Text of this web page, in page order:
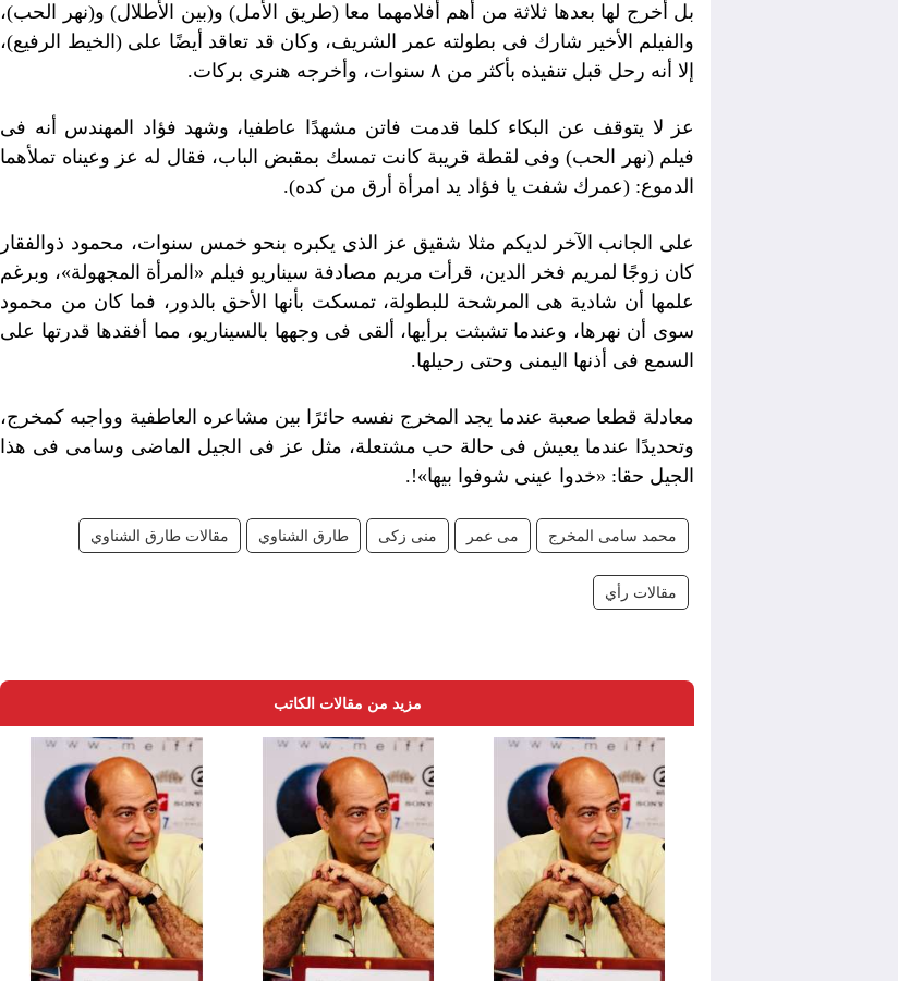
بل أخرج لها بعدها ثلاثة من أهم أفلامهما معا (طريق الأمل) و(بين الأطلال) و(نهر الحب)،
والفيلم الأخير شارك فى بطولته عمر الشريف، وكان قد تعاقد أيضًا على (الخيط الرفيع)،
إلا أنه رحل قبل تنفيذه بأكثر من ٨ سنوات، وأخرجه هنرى بركات.
عز لا يتوقف عن البكاء كلما قدمت فاتن مشهدًا عاطفيا، وشهد فؤاد المهندس أنه فى
فيلم (نهر الحب) وفى لقطة قريبة كانت تمسك بمقبض الباب، فقال له عز وعيناه تملأهما
الدموع: (عمرك شفت يا فؤاد يد امرأة أرق من كده).
على الجانب الآخر لديكم مثلا شقيق عز الذى يكبره بنحو خمس سنوات، محمود ذوالفقار
كان زوجًا لمريم فخر الدين، قرأت مريم مصادفة سيناريو فيلم «المرأة المجهولة»، وبرغم
علمها أن شادية هى المرشحة للبطولة، تمسكت بأنها الأحق بالدور، فما كان من محمود
سوى أن نهرها، وعندما تشبثت برأيها، ألقى فى وجهها بالسيناريو، مما أفقدها قدرتها على
السمع فى أذنها اليمنى وحتى رحيلها.
معادلة قطعا صعبة عندما يجد المخرج نفسه حائرًا بين مشاعره العاطفية وواجبه كمخرج،
وتحديدًا عندما يعيش فى حالة حب مشتعلة، مثل عز فى الجيل الماضى وسامى فى هذا
الجيل حقا: «خدوا عينى شوفوا بيها»!.
محمد سامى المخرج مى عمر منى زكى طارق الشناوي مقالات طارق الشناوي
مقالات رأي
مزيد من مقالات الكاتب